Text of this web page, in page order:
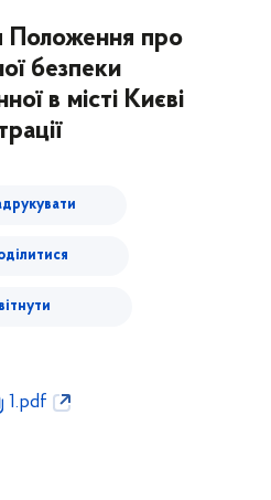
Положення про
безпеки
в місті Києві
1.pdf